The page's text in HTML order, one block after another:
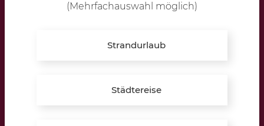
Montag – Freitag:
(Mehrfachauswahl möglich)
Strandurlaub
Städtereise